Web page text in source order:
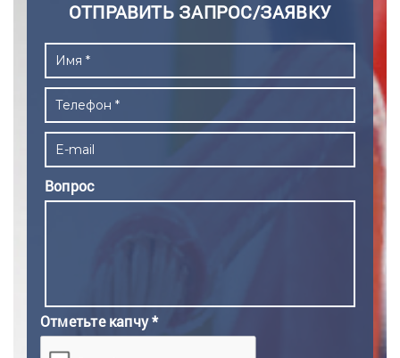
ОТПРАВИТЬ ЗАПРОС/ЗАЯВКУ
Вопрос
Отметьте капчу *